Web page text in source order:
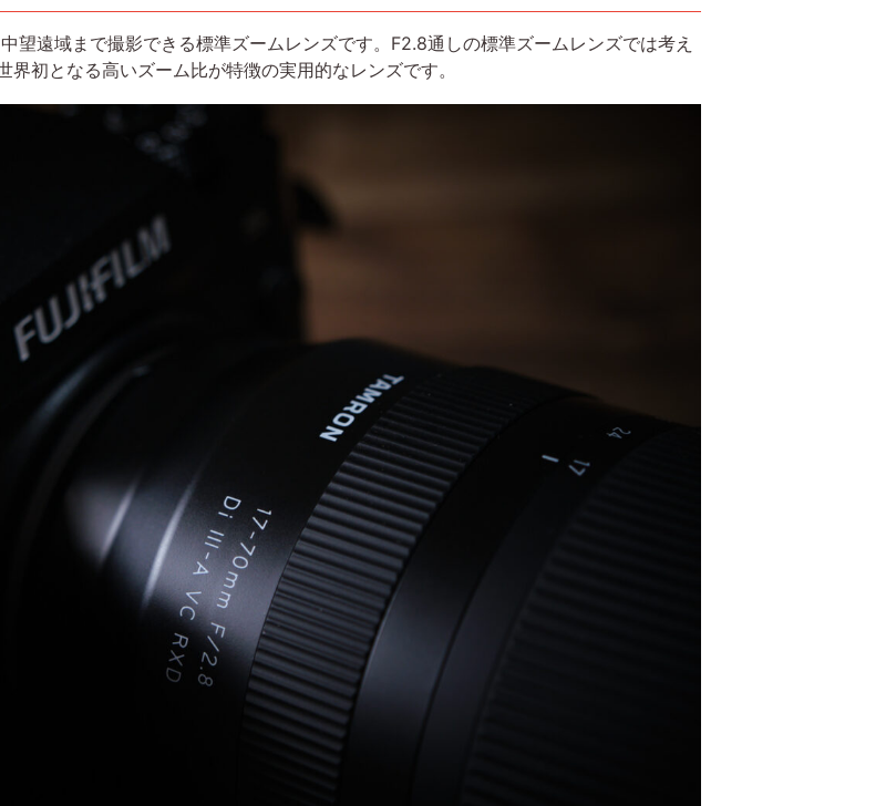
遠域まで撮影できる標準ズームレンズです。F2.8通しの標準ズームレンズでは考え
初となる高いズーム比が特徴の実用的なレンズです。